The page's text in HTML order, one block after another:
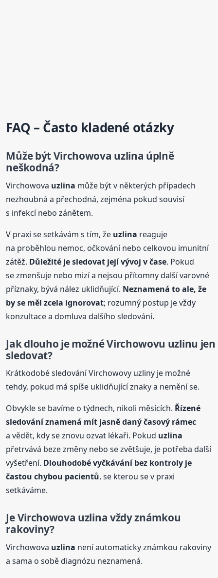
FAQ – Často kladené otázky
Může být Virchowova uzlina úplně
neškodná?
Virchowova uzlina může být v některých případech
nezhoubná a přechodná, zejména pokud souvisí
s infekcí nebo zánětem.
V praxi se setkávám s tím, že uzlina reaguje
na proběhlou nemoc, očkování nebo celkovou imunitní
zátěž. Důležité je sledovat její vývoj v čase. Pokud
se zmenšuje nebo mizí a nejsou přítomny další varovné
příznaky, bývá nález uklidňující. Neznamená to ale, že
by se měl zcela ignorovat; rozumný postup je vždy
konzultace a domluva dalšího sledování.
Jak dlouho je možné Virchowovu uzlinu jen
sledovat?
Krátkodobé sledování Virchowovy uzliny je možné
tehdy, pokud má spíše uklidňující znaky a nemění se.
Obvykle se bavíme o týdnech, nikoli měsících. Řízené
sledování znamená mít jasně daný časový rámec
a vědět, kdy se znovu ozvat lékaři. Pokud uzlina
přetrvává beze změny nebo se zvětšuje, je potřeba další
vyšetření. Dlouhodobé vyčkávání bez kontroly je
častou chybou pacientů, se kterou se v praxi
setkáváme.
Je Virchowova uzlina vždy známkou
rakoviny?
Virchowova uzlina není automaticky známkou rakoviny
a sama o sobě diagnózu neznamená.